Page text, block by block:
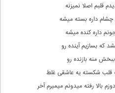
قلبم اصلا نمیزنه
داره بسته میشه
داره کنده میشه
که بسازیم آینده رو
ببخش منه بازنده رو
قلب شکسته یه عاشقی غلط
بالا رفته میدونم میمیرم آخر